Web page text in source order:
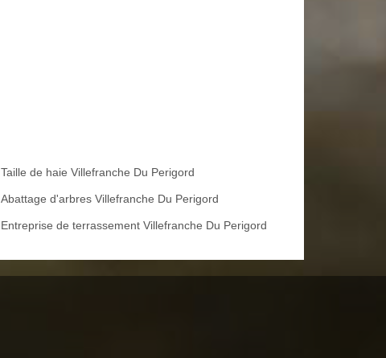
Taille de haie Villefranche Du Perigord
Abattage d'arbres Villefranche Du Perigord
Entreprise de terrassement Villefranche Du Perigord